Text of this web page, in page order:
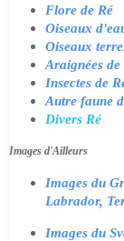
Flore de Ré
Oiseaux
Oiseaux
Araignées de
Insectes de
Autre faune
Divers Ré
Images d'Ailleurs
Images du
Labrador,
Images du